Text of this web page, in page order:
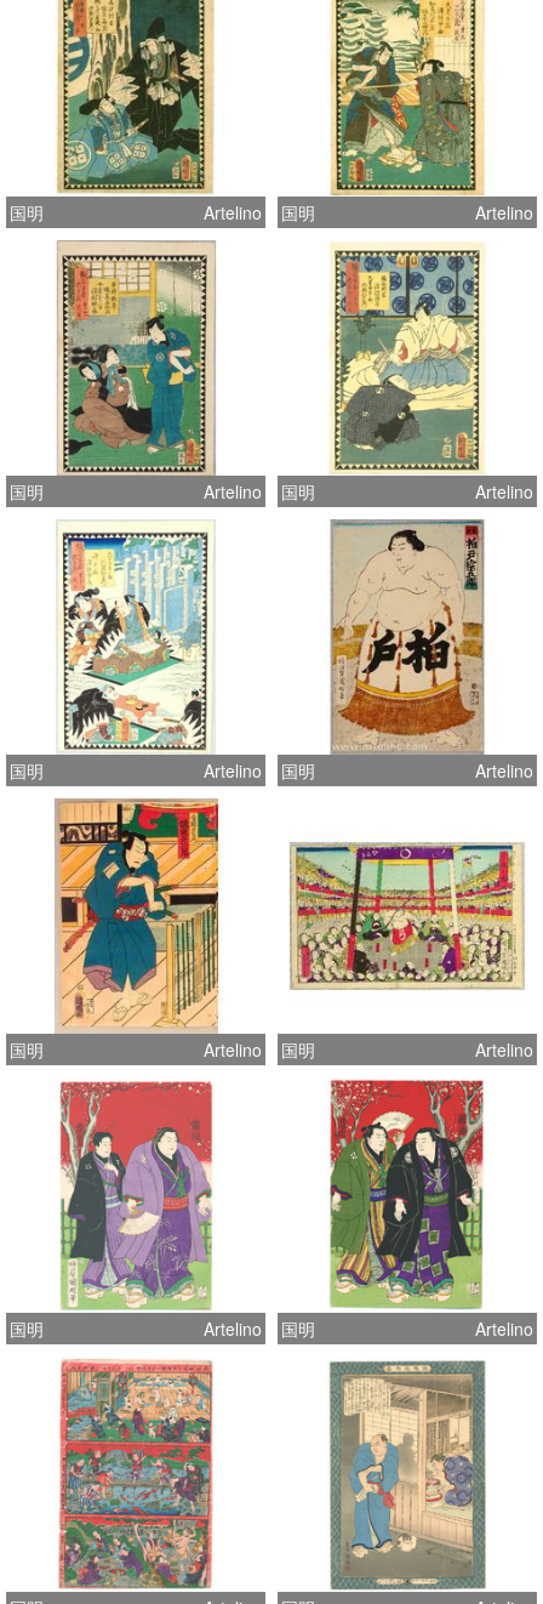
国明 Artelino 国明 Artelino
国明 Artelino 国明 Artelino
国明 Artelino 国明 Artelino
国明 Artelino 国明 Artelino
国明 Artelino 国明 Artelino